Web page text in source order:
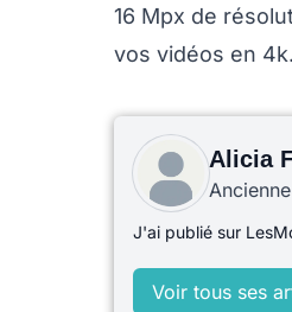
16 Mpx de
vos vidéos en 4k.
Alicia
J'ai publié sur
Voir tous ses